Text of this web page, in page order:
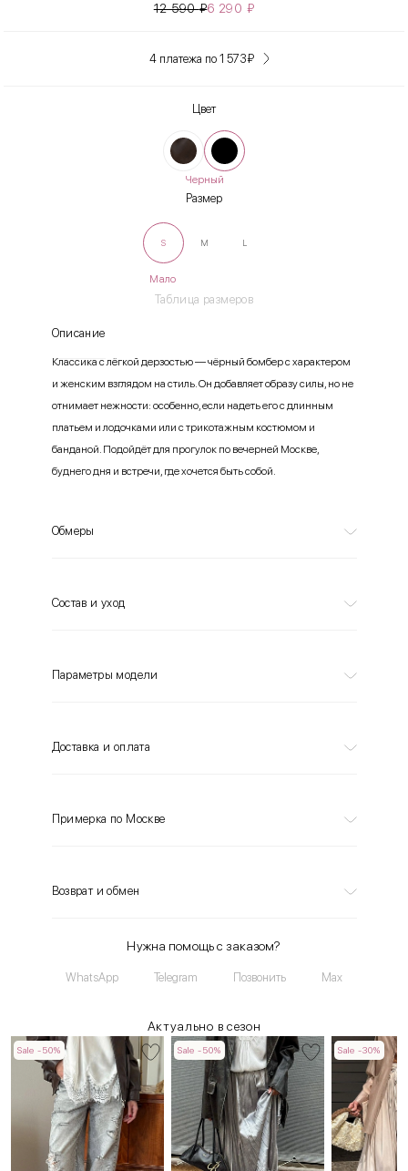
12 590₽6 290 ₽
4 платежа по 1 573₽
Цвет
Черный
Размер
Таблица размеров
S
Мало
M L
Описание
Классика с лёгкой дерзостью — чёрный бомбер с характером
и женским взглядом на стиль. Он добавляет образу силы, но не
отнимает нежности: особенно, если надеть его с длинным
платьем и лодочками или с трикотажным костюмом и
банданой. Подойдёт для прогулок по вечерней Москве,
буднего дня и встречи, где хочется быть собой.
Обмеры
Состав и уход
Параметры модели
Доставка и оплата
Примерка по Москве
Возврат и обмен
Нужна помощь с заказом?
WhatsApp Telegram Позвонить Max
Актуально в сезон
Sale -50% Sale -50% Sale -30%